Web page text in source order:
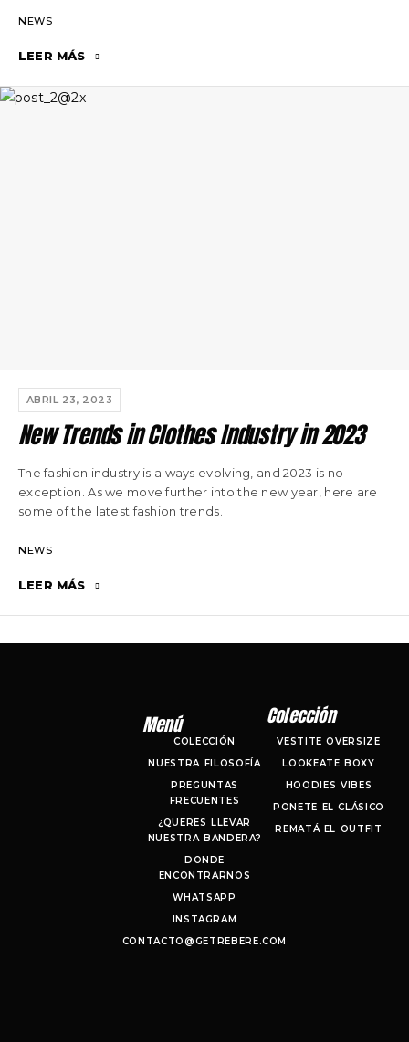
NEWS
LEER MÁS
ABRIL 23, 2023
New Trends in Clothes Industry in 2023
The fashion industry is always evolving, and 2023 is no
exception. As we move further into the new year, here are
some of the latest fashion trends.
NEWS
LEER MÁS
Menú
COLECCIÓN
NUESTRA FILOSOFÍA
PREGUNTAS
FRECUENTES
¿QUERES LLEVAR
NUESTRA BANDERA?
DONDE
ENCONTRARNOS
WHATSAPP
INSTAGRAM
CONTACTO@GETREBERE.COM
Colección
VESTITE OVERSIZE
LOOKEATE BOXY
HOODIES VIBES
PONETE EL CLÁSICO
REMATÁ EL OUTFIT